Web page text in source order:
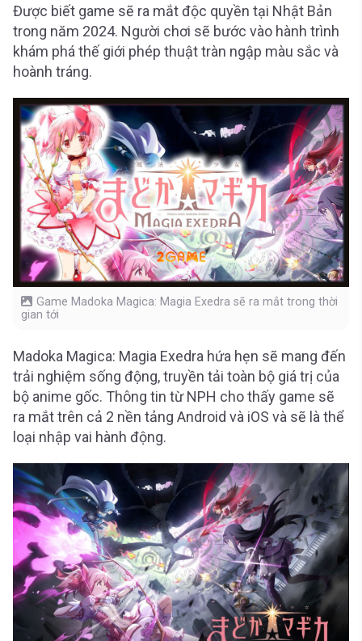
Được biết game sẽ ra mắt độc quyền tại Nhật Bản
trong năm 2024. Người chơi sẽ bước vào hành trình
khám phá thế giới phép thuật tràn ngập màu sắc và
hoành tráng.
Game Madoka Magica: Magia Exedra sẽ ra mắt trong thời
gian tới
Madoka Magica: Magia Exedra hứa hẹn sẽ mang đến
trải nghiệm sống động, truyền tải toàn bộ giá trị của
bộ anime gốc. Thông tin từ NPH cho thấy game sẽ
ra mắt trên cả 2 nền tảng Android và iOS và sẽ là thể
loại nhập vai hành động.